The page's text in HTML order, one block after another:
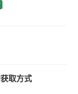
取方式